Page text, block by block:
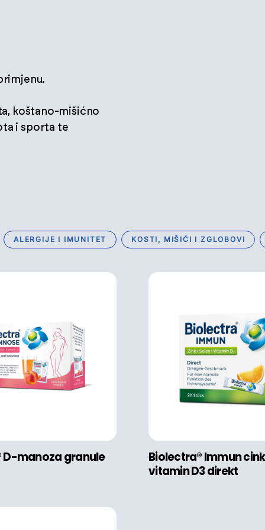
koštano-mišićno
i sporta te
ALERGIJE I IMUNITET KOSTI, MIŠIĆI I ZGLOBOVI
D-manoza granule
Biolectra® Immun
vitamin D3 direkt